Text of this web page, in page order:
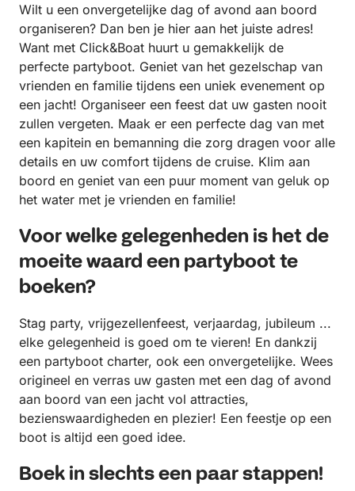
Wilt u een onvergetelijke dag of avond aan boord
organiseren? Dan ben je hier aan het juiste adres!
Want met Click&Boat huurt u gemakkelijk de
perfecte partyboot. Geniet van het gezelschap van
vrienden en familie tijdens een uniek evenement op
een jacht! Organiseer een feest dat uw gasten nooit
zullen vergeten. Maak er een perfecte dag van met
een kapitein en bemanning die zorg dragen voor alle
details en uw comfort tijdens de cruise. Klim aan
boord en geniet van een puur moment van geluk op
het water met je vrienden en familie!
Voor welke gelegenheden is het de
moeite waard een partyboot te
boeken?
Stag party, vrijgezellenfeest, verjaardag, jubileum ...
elke gelegenheid is goed om te vieren! En dankzij
een partyboot charter, ook een onvergetelijke. Wees
origineel en verras uw gasten met een dag of avond
aan boord van een jacht vol attracties,
bezienswaardigheden en plezier! Een feestje op een
boot is altijd een goed idee.
Boek in slechts een paar stappen!